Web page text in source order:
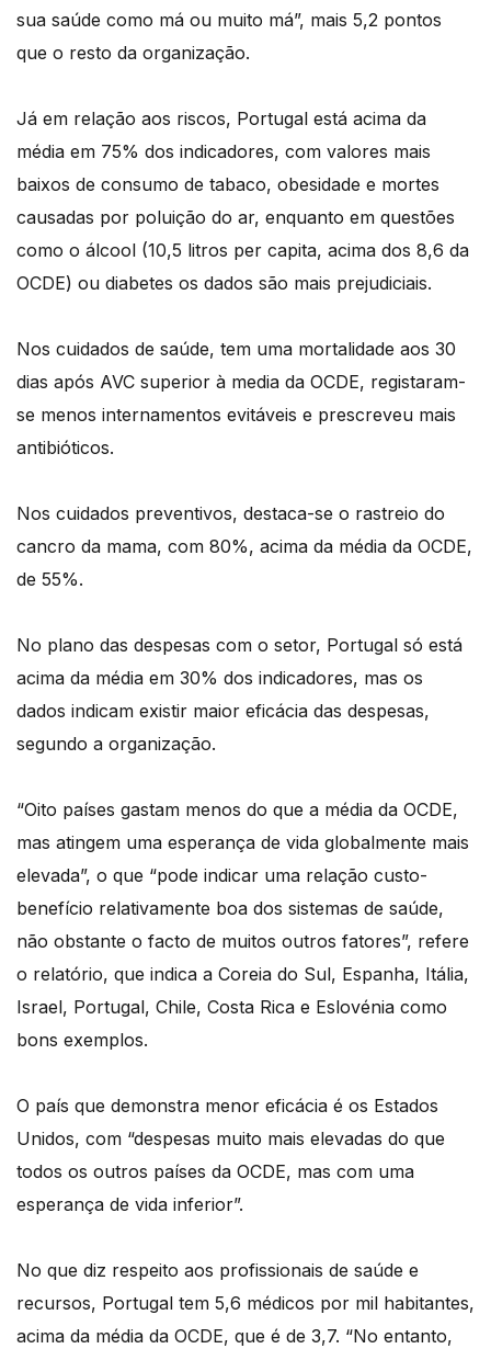
sua saúde como má ou muito má”, mais 5,2 pontos
que o resto da organização.
Já em relação aos riscos, Portugal está acima da
média em 75% dos indicadores, com valores mais
baixos de consumo de tabaco, obesidade e mortes
causadas por poluição do ar, enquanto em questões
como o álcool (10,5 litros per capita, acima dos 8,6 da
OCDE) ou diabetes os dados são mais prejudiciais.
Nos cuidados de saúde, tem uma mortalidade aos 30
dias após AVC superior à media da OCDE, registaram-
se menos internamentos evitáveis e prescreveu mais
antibióticos.
Nos cuidados preventivos, destaca-se o rastreio do
cancro da mama, com 80%, acima da média da OCDE,
de 55%.
No plano das despesas com o setor, Portugal só está
acima da média em 30% dos indicadores, mas os
dados indicam existir maior eficácia das despesas,
segundo a organização.
“Oito países gastam menos do que a média da OCDE,
mas atingem uma esperança de vida globalmente mais
elevada”, o que “pode indicar uma relação custo-
benefício relativamente boa dos sistemas de saúde,
não obstante o facto de muitos outros fatores”, refere
o relatório, que indica a Coreia do Sul, Espanha, Itália,
Israel, Portugal, Chile, Costa Rica e Eslovénia como
bons exemplos.
O país que demonstra menor eficácia é os Estados
Unidos, com “despesas muito mais elevadas do que
todos os outros países da OCDE, mas com uma
esperança de vida inferior”.
No que diz respeito aos profissionais de saúde e
recursos, Portugal tem 5,6 médicos por mil habitantes,
acima da média da OCDE, que é de 3,7. “No entanto,